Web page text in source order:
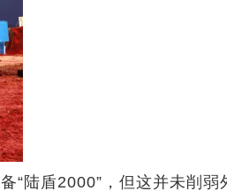
“陆盾2000”，但这并未削